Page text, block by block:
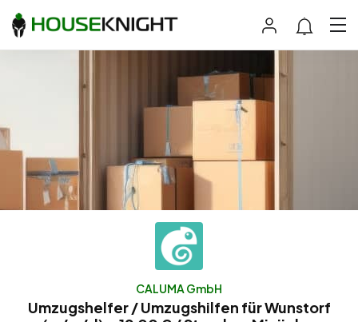
CALUMA GmbH
Umzugshelfer / Umzugshilfen für Wunstorf